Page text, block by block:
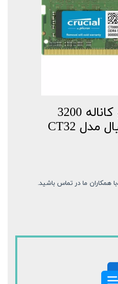
رم لپ تاپ DDR4 دو کاناله 3200
مگاهرتز CL22 کروشیال مدل CT32
همکاران ما در تماس باشید.